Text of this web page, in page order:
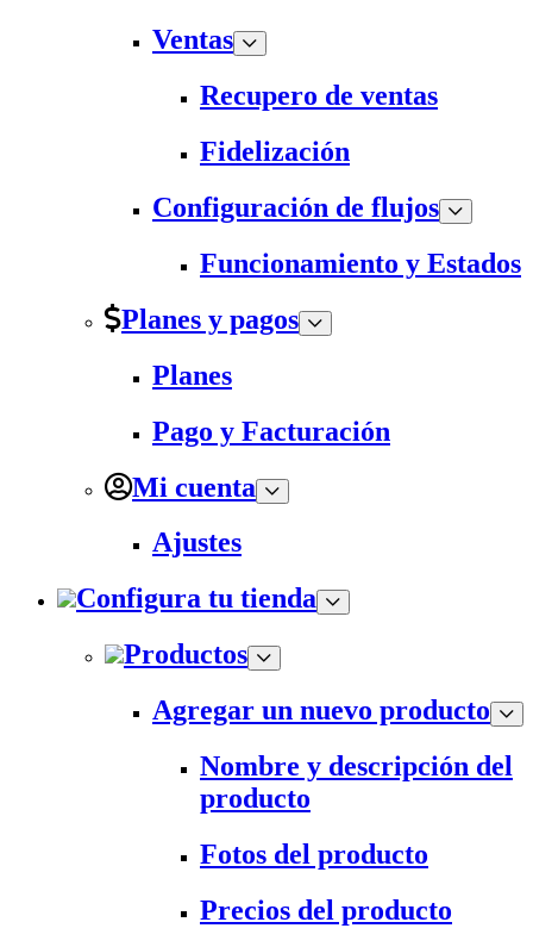
Ventas
Recupero de ventas
Fidelización
Configuración de flujos
Funcionamiento y Estados
Planes y pagos
Planes
Pago y Facturación
Mi cuenta
Ajustes
Configura tu tienda
Productos
Agregar un nuevo producto
Nombre y descripción del
producto
Fotos del producto
Precios del producto